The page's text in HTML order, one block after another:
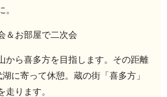
＆お部屋で二次会
から喜多方を目指します。その距離
に寄って休憩。蔵の街「喜多方」
走ります。